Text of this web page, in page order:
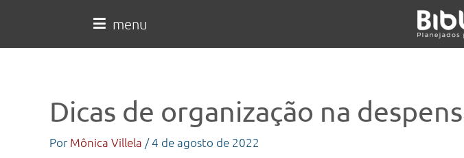
conteúdo
menu
Dicas de organização na
Por Mônica Villela /4 de agosto de 2022